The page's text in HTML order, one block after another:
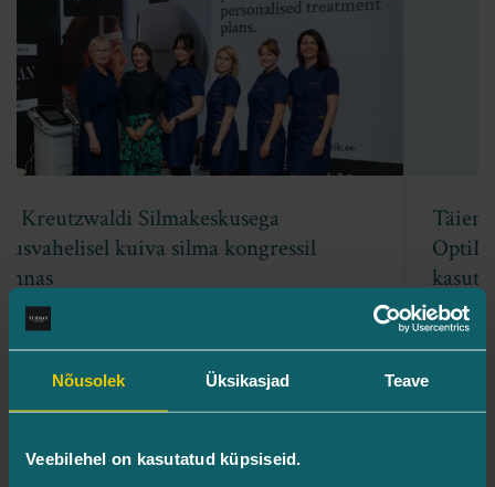
Nõusolek Üksikasjad Teave
Veebilehel on kasutatud küpsiseid.
Täiendkoolitus Lumenise OptiLift ja
OptiLight aparaatide esteetilistest
kasutusvõimalustest